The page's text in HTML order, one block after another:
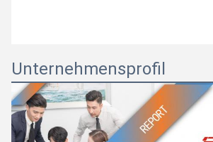
Unternehmensprofil